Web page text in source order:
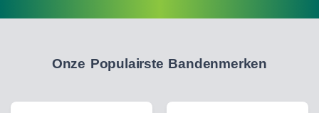
Onze Populairste Bandenmerken